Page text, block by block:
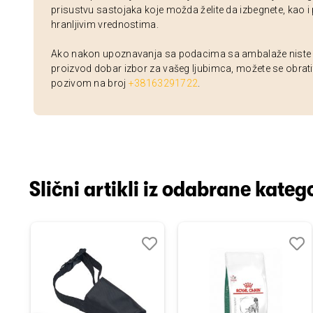
prisustvu sastojaka koje možda želite da izbegnete, kao
hranljivim vrednostima.
Ako nakon upoznavanja sa podacima sa ambalaže niste
proizvod dobar izbor za vašeg ljubimca, možete se
pozivom na broj +38163291722
Slični artikli iz odabrane